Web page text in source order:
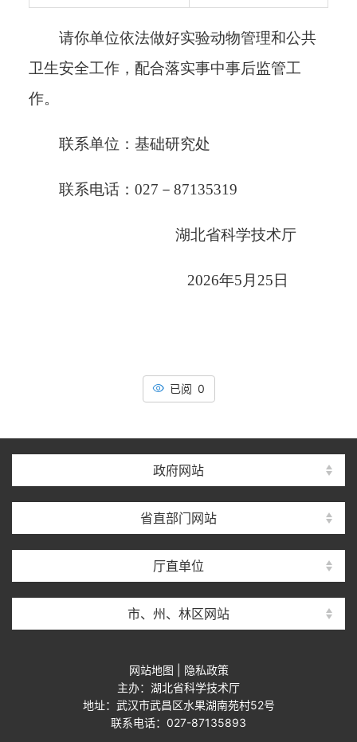
请你单位依法做好实验动物管理和公共
卫生安全工作，配合落实事中事后监管工
作。
联系单位：基础研究处
联系电话： 027－87135319
湖北省科学技术厅
2026年5 月 25日
已阅 0
政府网站
省直部门网站
厅直单位
市、州、林区网站
网站地图
隐私政策
主办：湖北省科学技术厅
地址：武汉市武昌区水果湖南苑村52号
联系电话：027-87135893